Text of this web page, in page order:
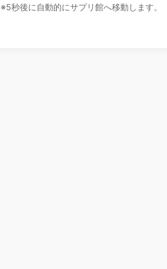
※5秒後に自動的にサプリ館へ移動します。